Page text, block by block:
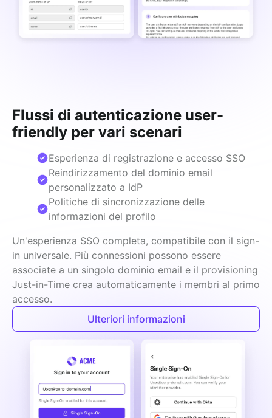
Flussi di autenticazione user-
friendly per vari scenari
Un'esperienza SSO completa, compatibile con il sign-
in universale. Più connessioni possono essere
associate a un singolo dominio email e il provisioning
Just-in-Time crea automaticamente i membri al primo
accesso.
Esperienza di registrazione e accesso SSO
Reindirizzamento del dominio email
personalizzato a IdP
Politiche di sincronizzazione delle
informazioni del profilo
Ulteriori informazioni